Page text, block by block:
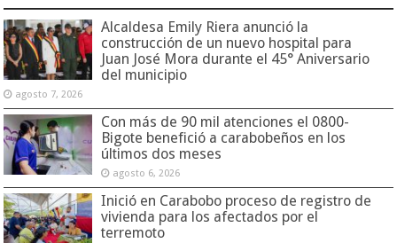
Alcaldesa Emily Riera anunció la
construcción de un nuevo hospital para
Juan José Mora durante el 45° Aniversario
del municipio
agosto 7, 2026
Con más de 90 mil atenciones el 0800-
Bigote benefició a carabobeños en los
últimos dos meses
agosto 6, 2026
Inició en Carabobo proceso de registro de
vivienda para los afectados por el
terremoto